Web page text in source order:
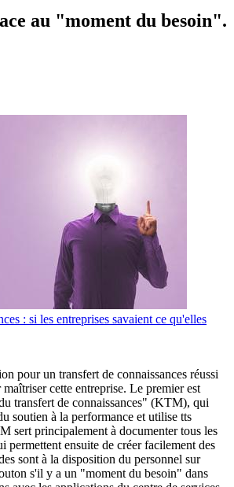
au "moment du besoin".
: si les entreprises savaient ce qu'elles
pour un transfert de connaissances réussi
cette entreprise. Le premier est
transfert de connaissances" (KTM), qui
soutien à la performance et utilise tts
sert principalement à documenter tous les
permettent ensuite de créer facilement des
sont à la disposition du personnel sur
s'il y a un "moment du besoin" dans